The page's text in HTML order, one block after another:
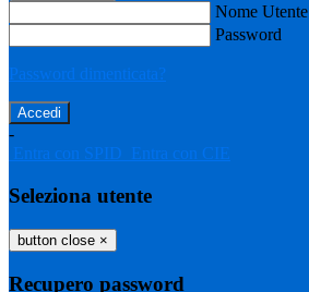
Nome Utente
Password
Password dimenticata?
-
Entra con SPID
Entra con CIE
Seleziona utente
button close ×
Recupero password